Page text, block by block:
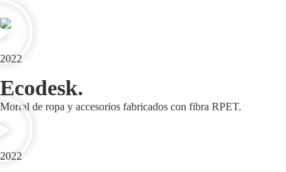
2022
Ecodesk.
Morral de ropa y accesorios fabricados con fibra RPET.
2022